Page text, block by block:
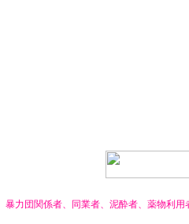
暴力団関係者、同業者、泥酔者、薬物利用